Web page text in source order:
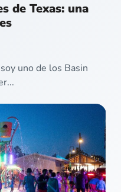
de Texas: una
uno de los Basin